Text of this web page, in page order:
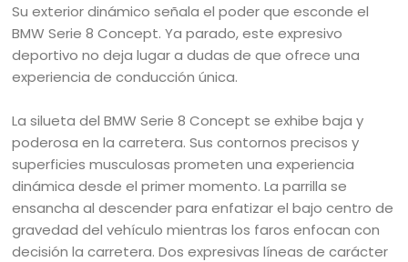
Su exterior dinámico señala el poder que esconde el
BMW Serie 8 Concept. Ya parado, este expresivo
deportivo no deja lugar a dudas de que ofrece una
experiencia de conducción única.
La silueta del BMW Serie 8 Concept se exhibe baja y
poderosa en la carretera. Sus contornos precisos y
superficies musculosas prometen una experiencia
dinámica desde el primer momento. La parrilla se
ensancha al descender para enfatizar el bajo centro de
gravedad del vehículo mientras los faros enfocan con
decisión la carretera. Dos expresivas líneas de carácter